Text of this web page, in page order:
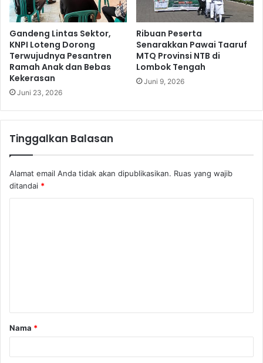
Gandeng Lintas Sektor,
KNPI Loteng Dorong
Terwujudnya Pesantren
Ramah Anak dan Bebas
Kekerasan
Juni 23, 2026
Ribuan Peserta
Senarakkan Pawai Taaruf
MTQ Provinsi NTB di
Lombok Tengah
Juni 9, 2026
Tinggalkan Balasan
Alamat email Anda tidak akan dipublikasikan. Ruas yang wajib
ditandai *
a
r
Nama *